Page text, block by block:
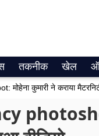
तकनीक खेल